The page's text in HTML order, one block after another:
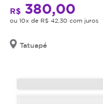
R$ 380,00
ou 10x de R$ 42,30 com juros
Tatuapé